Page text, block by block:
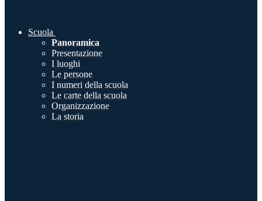
Scuola
Panoramica
Presentazione
I luoghi
Le persone
I numeri della scuola
Le carte della scuola
Organizzazione
La storia